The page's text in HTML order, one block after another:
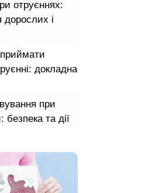
отруєннях:
дорослих і
докладна
при
безпека та дії